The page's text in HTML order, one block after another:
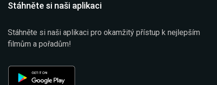
Stáhněte si naši aplikaci
Stáhněte si naši aplikaci pro okamžitý přístup k nejlepším
filmům a pořadům!